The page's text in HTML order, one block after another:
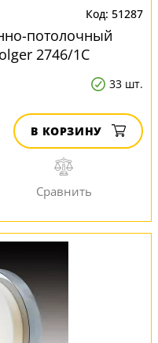
51287
потолочный
2746/1C
33 шт.
В КОРЗИНУ